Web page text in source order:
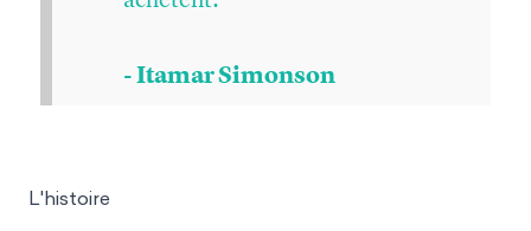
- Itamar Simonson
L'histoire